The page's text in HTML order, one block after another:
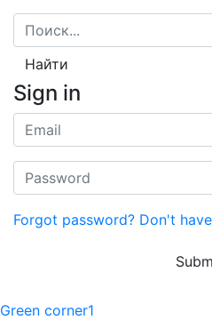
Найти
Sign in
Forgot password? Don't
Green corner1